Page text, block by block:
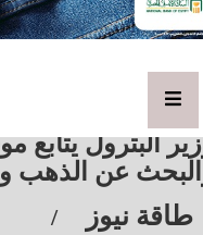
البترول يتابع
عن الذهب
طاقة نيوز /